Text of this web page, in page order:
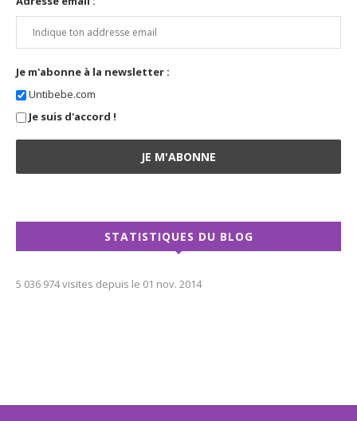
Je m'abonne à la newsletter :
Untibebe.com
Je suis d'accord !
STATISTIQUES DU BLOG
5 036 974 visites depuis le 01 nov. 2014